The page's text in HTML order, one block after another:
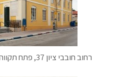
רחוב חובבי ציון 37, פתח תקווה – בית הכנסת הגדול